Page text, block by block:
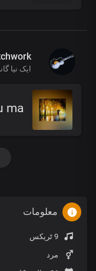
ایک نیا
ma?
معلومات
مرد